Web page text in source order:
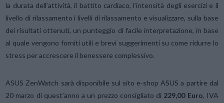
la durata dell’attività, il battito cardiaco, l’intensità degli esercizi e il
livello di rilassamento i livelli di rilassamento e visualizzare, sulla base
dei risultati ottenuti, un punteggio di facile interpretazione, in base
al quale vengono forniti utili e brevi suggerimenti su come ridurre lo
stress per accrescere il benessere complessivo.
ASUS ZenWatch sarà disponibile sul sito e-shop ASUS a partire dal
20 marzo di quest’anno a un prezzo consigliato di 229,00 Euro, IVA